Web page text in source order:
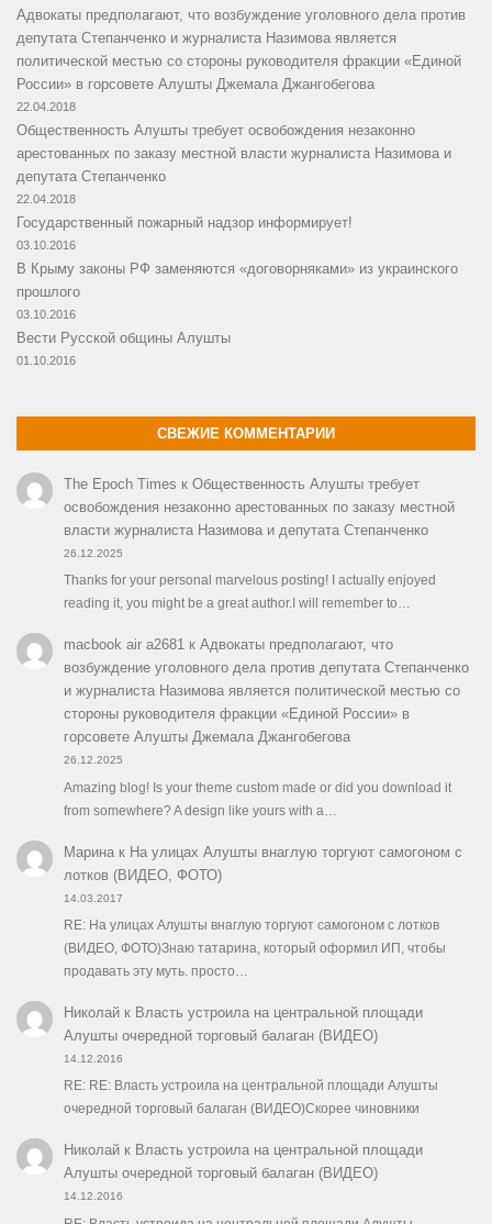
Адвокаты предполагают, что возбуждение уголовного дела против
депутата Степанченко и журналиста Назимова является
политической местью со стороны руководителя фракции «Единой
России» в горсовете Алушты Джемала Джангобегова
22.04.2018
Общественность Алушты требует освобождения незаконно
арестованных по заказу местной власти журналиста Назимова и
депутата Степанченко
22.04.2018
Государственный пожарный надзор информирует!
03.10.2016
В Крыму законы РФ заменяются «договорняками» из украинского
прошлого
03.10.2016
Вести Русской общины Алушты
01.10.2016
СВЕЖИЕ КОММЕНТАРИИ
The Epoch Times к Общественность Алушты требует
освобождения незаконно арестованных по заказу местной
власти журналиста Назимова и депутата Степанченко
26.12.2025
Thanks for your personal marvelous posting! I actually enjoyed
reading it, you might be a great author.I will remember to…
macbook air a2681к Адвокаты предполагают, что
возбуждение уголовного дела против депутата Степанченко
и журналиста Назимова является политической местью со
стороны руководителя фракции «Единой России» в
горсовете Алушты Джемала Джангобегова
26.12.2025
Amazing blog! Is your theme custom made or did you download it
from somewhere? A design like yours with a…
Маринак На улицах Алушты внаглую торгуют самогоном с
лотков (ВИДЕО, ФОТО)
14.03.2017
RE: На улицах Алушты внаглую торгуют самогоном с лотков
(ВИДЕО, ФОТО)Знаю татарина, который оформил ИП, чтобы
продавать эту муть. просто…
Николайк Власть устроила на центральной площади
Алушты очередной торговый балаган (ВИДЕО)
14.12.2016
RE: RE: Власть устроила на центральной площади Алушты
очередной торговый балаган (ВИДЕО)Скорее чиновники
Николайк Власть устроила на центральной площади
Алушты очередной торговый балаган (ВИДЕО)
14.12.2016